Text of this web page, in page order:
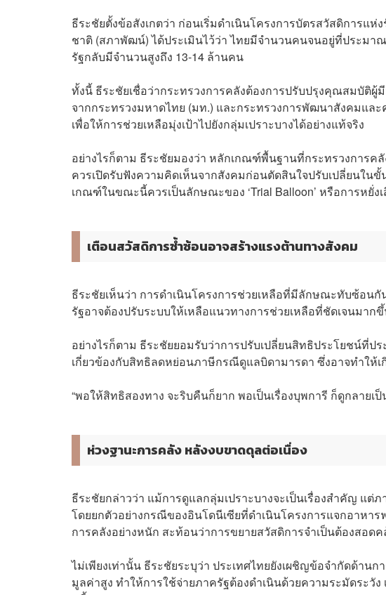
ธีระชัยตั้งข้อสังเกตว่า ก่อนเริ่มดำเนินโครงการบัตรสวัสดิการแ
ชาติ (สภาพัฒน์) ได้ประเมินไว้ว่า ไทยมีจำนวนคนจนอยู่ที่ประมา
รัฐกลับมีจำนวนสูงถึง 13-14 ล้านคน
ทั้งนี้ ธีระชัยเชื่อว่ากระทรวงการคลังต้องการปรับปรุงคุณสมบัติ
จากกระทรวงมหาดไทย (มท.) และกระทรวงการพัฒนาสังคมแ
เพื่อให้การช่วยเหลือมุ่งเป้าไปยังกลุ่มเปราะบางได้อย่างแท้จริง
อย่างไรก็ตาม ธีระชัยมองว่า หลักเกณฑ์พื้นฐานที่กระทรวงการค
ควรเปิดรับฟังความคิดเห็นจากสังคมก่อนตัดสินใจปรับเปลี่ยนใ
เกณฑ์ในขณะนี้ควรเป็นลักษณะของ ‘Trial Balloon’ หรือการหยั่
เตือนสวัสดิการซ้ำซ้อนอาจสร้างแรงต้านทางสังคม
ธีระชัยเห็นว่า การดำเนินโครงการช่วยเหลือที่มีลักษณะทับซ้อน
รัฐอาจต้องปรับระบบให้เหลือแนวทางการช่วยเหลือที่ชัดเจนมาก
อย่างไรก็ตาม ธีระชัยยอมรับว่าการปรับเปลี่ยนสิทธิประโยชน์ที่ป
เกี่ยวข้องกับสิทธิลดหย่อนภาษีกรณีดูแลบิดามารดา ซึ่งอาจทำให้
“พอให้สิทธิสองทาง จะริบคืนก็ยาก พอเป็นเรื่องบุพการี ก็ดูกลาย
ห่วงฐานะการคลัง หลังงบขาดดุลต่อเนื่อง
ธีระชัยกล่าวว่า แม้การดูแลกลุ่มเปราะบางจะเป็นเรื่องสำคัญ แ
โดยยกตัวอย่างกรณีของอินโดนีเซียที่ดำเนินโครงการแจกอาหา
การคลังอย่างหนัก สะท้อนว่าการขยายสวัสดิการจำเป็นต้องสอด
ไม่เพียงเท่านั้น ธีระชัยระบุว่า ประเทศไทยยังเผชิญข้อจำกัดด้าน
มูลค่าสูง ทำให้การใช้จ่ายภาครัฐต้องดำเนินด้วยความระมัดระ